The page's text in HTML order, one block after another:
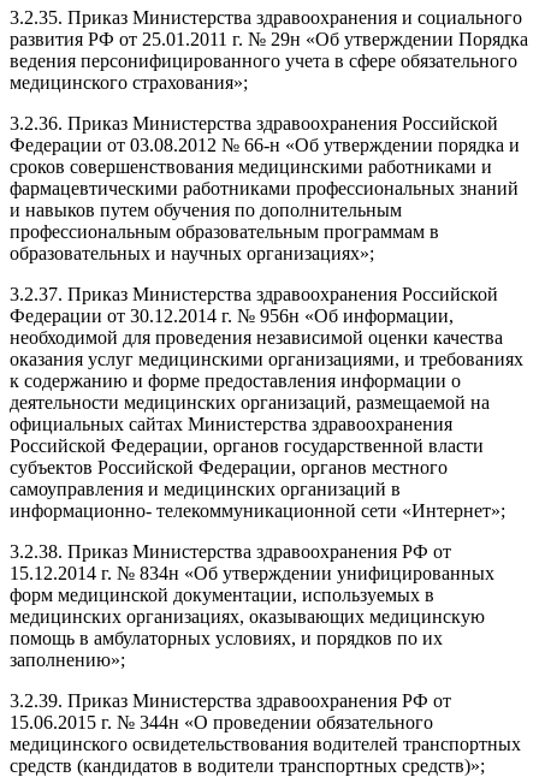
3.2.35. Приказ Министерства здравоохранения и социального
развития РФ от 25.01.2011 г. № 29н «Об утверждении Порядка
ведения персонифицированного учета в сфере обязательного
медицинского страхования»;
3.2.36. Приказ Министерства здравоохранения Российской
Федерации от 03.08.2012 № 66-н «Об утверждении порядка и
сроков совершенствования медицинскими работниками и
фармацевтическими работниками профессиональных знаний
и навыков путем обучения по дополнительным
профессиональным образовательным программам в
образовательных и научных организациях»;
3.2.37. Приказ Министерства здравоохранения Российской
Федерации от 30.12.2014 г. № 956н «Об информации,
необходимой для проведения независимой оценки качества
оказания услуг медицинскими организациями, и требованиях
к содержанию и форме предоставления информации о
деятельности медицинских организаций, размещаемой на
официальных сайтах Министерства здравоохранения
Российской Федерации, органов государственной власти
субъектов Российской Федерации, органов местного
самоуправления и медицинских организаций в
информационно- телекоммуникационной сети «Интернет»;
3.2.38. Приказ Министерства здравоохранения РФ от
15.12.2014 г. № 834н «Об утверждении унифицированных
форм медицинской документации, используемых в
медицинских организациях, оказывающих медицинскую
помощь в амбулаторных условиях, и порядков по их
заполнению»;
3.2.39. Приказ Министерства здравоохранения РФ от
15.06.2015 г. № 344н «О проведении обязательного
медицинского освидетельствования водителей транспортных
средств (кандидатов в водители транспортных средств)»;